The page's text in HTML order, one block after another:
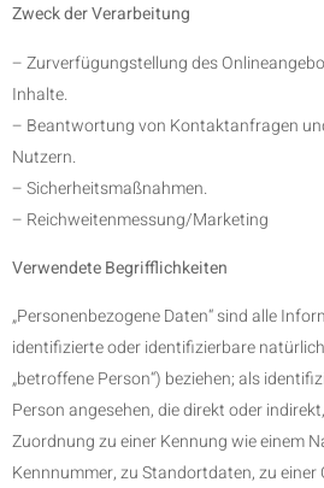
Zweck der Verarbeitung
– Zurverfügungstellung des
Inhalte.
– Beantwortung von Kontaktanfragen
Nutzern.
– Sicherheitsmaßnahmen.
– Reichweitenmessung/Marketing
Verwendete Begrifflichkeiten
„Personenbezogene Daten“ sind alle
identifizierte oder identifizierbare
„betroffene Person“) beziehen; als
Person angesehen, die direkt oder
Zuordnung zu einer Kennung wie einem
Kennnummer, zu Standortdaten, zu einer